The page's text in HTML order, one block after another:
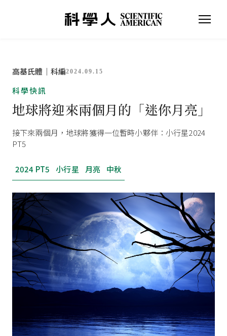
高基氏體｜科編2024.09.15
科學快訊
地球將迎來兩個月的「迷你月亮」
接下來兩個月，地球將獲得一位暫時小夥伴：小行星2024
PT5
2024 PT5 小行星 月亮 中秋